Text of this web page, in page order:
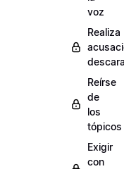
voz
Realiza
Reírse
de
los
tópicos
Exigir
con